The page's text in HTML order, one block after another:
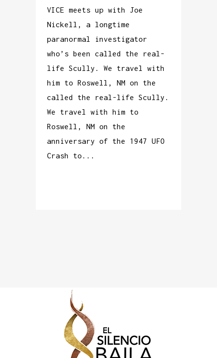
VICE meets up with Joe
Nickell, a longtime
paranormal investigator
who’s been called the real-
life Scully. We travel with
him to Roswell, NM on the
called the real-life Scully.
We travel with him to
Roswell, NM on the
anniversary of the 1947 UFO
Crash to...